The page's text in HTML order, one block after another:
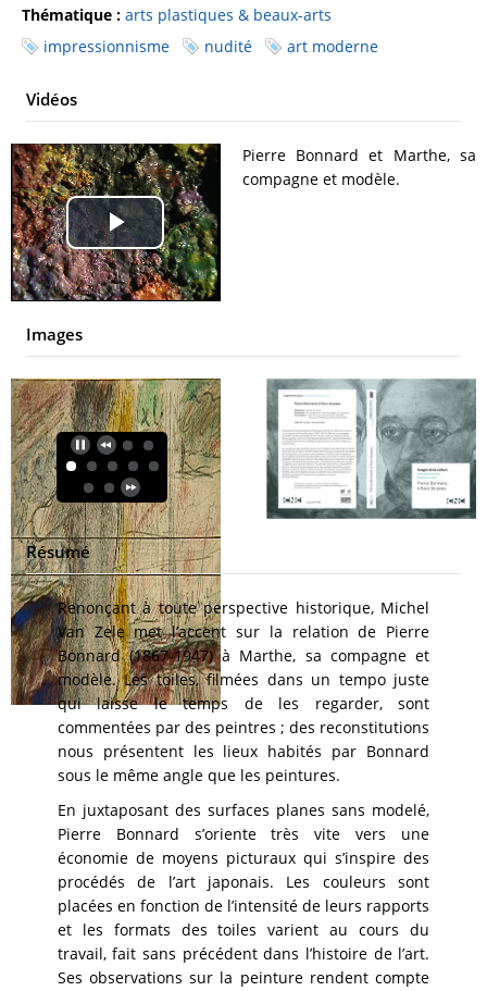
Thématique : arts plastiques & beaux-arts
impressionnisme
nudité art moderne
Vidéos
Play
Video
Pierre Bonnard et Marthe, sa
compagne et modèle.
Images
Résumé
Renonçant à toute perspective historique, Michel
Van Zele met l’accent sur la relation de Pierre
Bonnard (1867-1947) à Marthe, sa compagne et
modèle. Les toiles, filmées dans un tempo juste
qui laisse le temps de les regarder, sont
commentées par des peintres ; des reconstitutions
nous présentent les lieux habités par Bonnard
sous le même angle que les peintures.
En juxtaposant des surfaces planes sans modelé,
Pierre Bonnard s’oriente très vite vers une
économie de moyens picturaux qui s’inspire des
procédés de l’art japonais. Les couleurs sont
placées en fonction de l’intensité de leurs rapports
et les formats des toiles varient au cours du
travail, fait sans précédent dans l’histoire de l’art.
Ses observations sur la peinture rendent compte